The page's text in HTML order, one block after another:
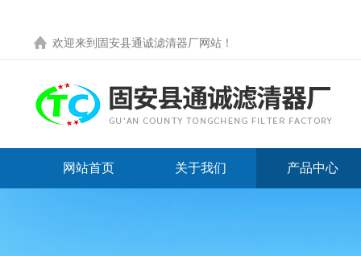
欢迎来到 固安县通诚滤清器厂网站 ！
网站首页 关于我们 产品中心